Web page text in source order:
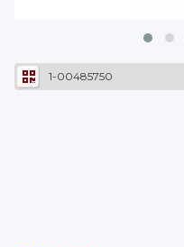
1-00485750